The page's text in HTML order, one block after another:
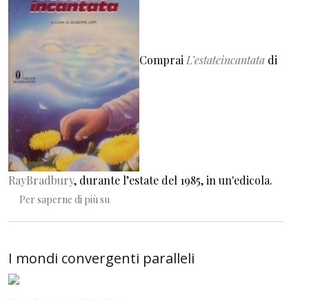
CompraiL’estateincantata di
RayBradbury, durante l’estate del 1985, in un'edicola.
Per saperne di più su
I mondi convergenti paralleli